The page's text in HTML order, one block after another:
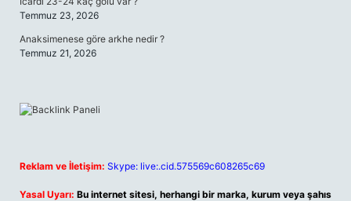
Temmuz 23, 2026
Anaksimenese göre arkhe nedir ?
Temmuz 21, 2026
Reklam ve İletişim: Skype: live:.cid.575569c608265c69
Yasal Uyarı: Bu internet sitesi, herhangi bir marka, kurum veya şahıs